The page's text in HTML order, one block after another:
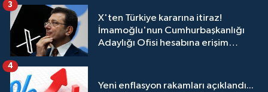
X'ten Türkiye kararına itiraz!
İmamoğlu'nun Cumhurbaşkanlığı
Adaylığı Ofisi hesabına erişim
3
Yeni enflasyon rakamları açıklandı...
4